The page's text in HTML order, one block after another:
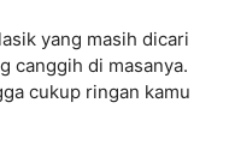
yang masih dicari
canggih di masanya.
cukup ringan kamu